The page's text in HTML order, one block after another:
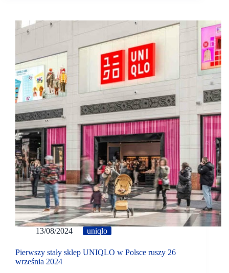
13/08/2024 uniqlo
Pierwszy stały sklep UNIQLO w Polsce ruszy 26
września 2024